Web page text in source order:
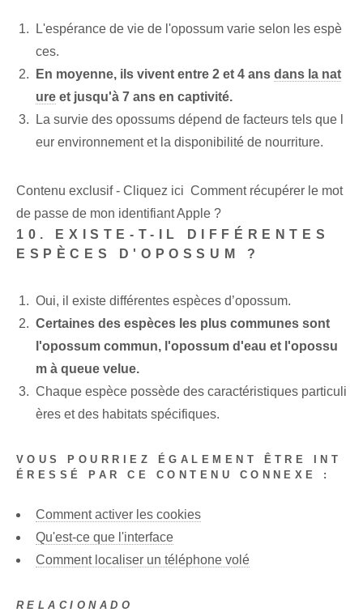
L'espérance de vie de l'opossum varie selon les espè
ces.
En moyenne, ils vivent entre 2 et 4 ans dans la nat
ure et jusqu'à 7 ans en captivité.
La survie des opossums dépend de facteurs tels que l
eur environnement et la disponibilité de nourriture.
Contenu exclusif - Cliquez ici Comment récupérer le mot
de passe de mon identifiant Apple ?
10. EXISTE-T-IL DIFFÉRENTES
ESPÈCES D'OPOSSUM ?
Oui, il existe différentes espèces d’opossum.
Certaines des espèces les plus communes sont
l'opossum commun, l'opossum d'eau et l'opossu
m à queue velue.
Chaque espèce possède des caractéristiques particuli
ères et des habitats spécifiques.
VOUS POURRIEZ ÉGALEMENT ÊTRE INT
ÉRESSÉ PAR CE CONTENU CONNEXE :
Comment activer les cookies
Qu'est-ce que l'interface
Comment localiser un téléphone volé
RELACIONADO